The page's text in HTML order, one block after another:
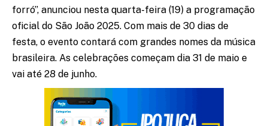
forró”, anunciou nesta quarta-feira (19) a programação
oficial do São João 2025. Com mais de 30 dias de
festa, o evento contará com grandes nomes da música
brasileira. As celebrações começam dia 31 de maio e
vai até 28 de junho.